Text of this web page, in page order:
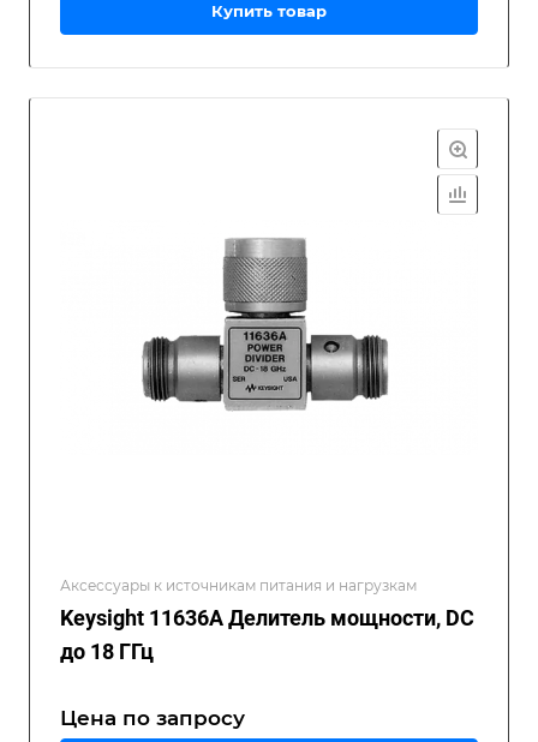
Купить товар
Аксессуары к источникам питания и нагрузкам
Keysight 11636A Делитель мощности, DC
до 18 ГГц
Цена по запросу